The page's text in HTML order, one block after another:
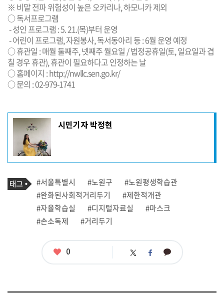
※ 비말 전파 위험성이 높은 오카리나, 하모니카 제외
○ 독서프로그램
- 성인 프로그램 : 5. 21.(목)부터 운영
- 어린이 프로그램, 자원봉사, 독서동아리 등 : 6월 운영 예정
○ 휴관일 : 매월 둘째주, 넷째주 월요일 / 법정공휴일(토, 일요일과 겹
칠 경우 휴관), 휴관이 필요하다고 인정하는 날
○ 홈페이지 :http://nwllc.sen.go.kr/
○ 문의 : 02-979-1741
기
사
자
프
필
시민기자 박정현
기
사
관
련
태
그
태
그
#서울특별시 #노원구
#노원평생학습관
#완화된사회적거리두기
#제한적개관
#자율학습실
#디지털자료실
#마스크
#손소독제
#거리두기
좋
0 트 페 카